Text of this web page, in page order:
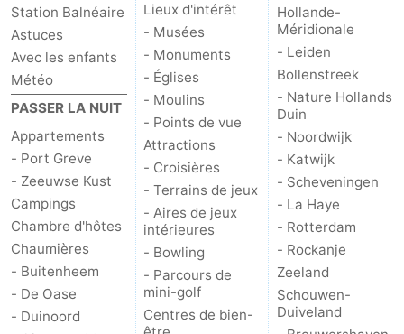
Station Balnéaire
Astuces
Avec les enfants
Météo
PASSER LA NUIT
Appartements
- Port Greve
- Zeeuwse Kust
Campings
Chambre d'hôtes
Chaumières
- Buitenheem
- De Oase
- Duinoord
Lieux d'intérêt
- Musées
- Monuments
- Églises
- Moulins
- Points de vue
Attractions
- Croisières
- Terrains de jeux
- Aires de jeux
intérieures
- Bowling
- Parcours de
mini-golf
Centres de bien-
Hollande-
Méridionale
- Leiden
Bollenstreek
- Nature Hollands
Duin
- Noordwijk
- Katwijk
- Scheveningen
- La Haye
- Rotterdam
- Rockanje
Zeeland
Schouwen-
Duiveland